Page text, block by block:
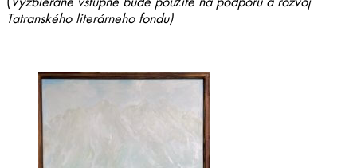
Tatranského literárneho fondu)